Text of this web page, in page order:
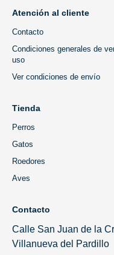
Atención al cliente
Contacto
Condiciones generales de
uso
Ver condiciones de envío
Tienda
Perros
Gatos
Roedores
Aves
Contacto
Calle San Juan de la
Villanueva del Pardillo